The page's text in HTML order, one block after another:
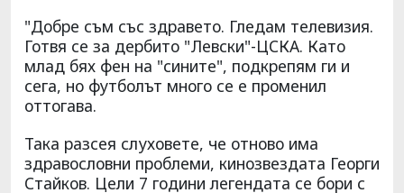
"Добре съм със здравето. Гледам телевизия.
Готвя се за дербито "Левски"-ЦСКА. Като
млад бях фен на "сините", подкрепям ги и
сега, но футболът много се е променил
оттогава.
Така разсея слуховете, че отново има
здравословни проблеми, кинозвездата Георги
Стайков. Цели 7 години легендата се бори с